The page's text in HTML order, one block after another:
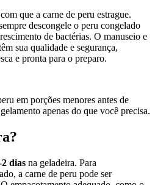
que a carne de peru estrague.
descongele o peru congelado
de bactérias. O manuseio e
sua qualidade e segurança,
e pronta para o preparo.
em porções menores antes de
apenas do que você precisa.
2 dias na geladeira. Para
a carne de peru pode ser